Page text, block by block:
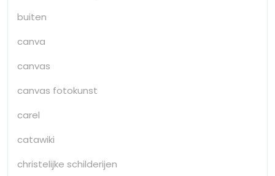
buiten
canva
canvas
canvas fotokunst
carel
catawiki
christelijke schilderijen